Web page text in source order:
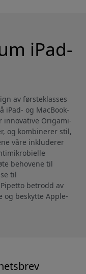
iPad-
av førsteklasses
iPad- og MacBook-
innovative Origami-
og kombinerer stil,
våre inkluderer
behovene til
til
betrodd av
og beskytte Apple-